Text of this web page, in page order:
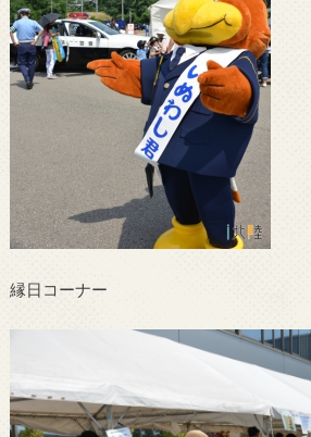
縁日コーナー